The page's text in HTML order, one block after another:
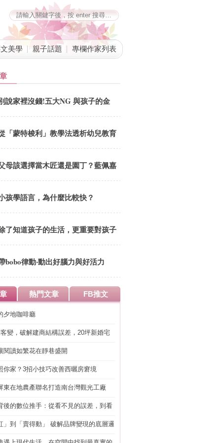
美學 親子話題 專欄作家列表
說家裡沒錢!五大NG 與孩子的金
對話
「蒙特梭利」教學法透析幼兒教育
母該選擇當木匠還是園丁？藍佩嘉
享最理想的親職教養
孩學語言，為什麼比較快？
了知道孩子的生活，更重要對孩子
遞正確價值觀
bobo律動‧動出好腦力與好活力
熱門文章 FB推文
夕地咖啡廳
變，破解建商結構誤差，20坪新婚宅
閱讀如繁花在靜巷盛開
你家？3招小技巧改善西曬房窘境
東在地農產聯名打造南台灣觀光工廠
後的數位推手：從看不見的誤差，到看
」到「賣得動」 破解品牌變現的底層邏